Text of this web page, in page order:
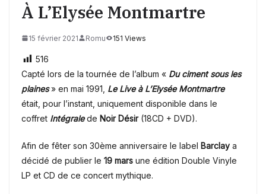
À L’Elysée Montmartre
15 février 2021 Romu 151 Views
516
Capté lors de la tournée de l’album « Du ciment sous les
plaines» en mai 1991, Le Live à L’Elysée Montmartre
était, pour l’instant, uniquement disponible dans le
coffret Intégralede Noir Désir (18CD + DVD).
Afin de fêter son 30ème anniversaire le label Barclay a
décidé de publier le 19 mars une édition Double Vinyle
LP et CD de ce concert mythique.